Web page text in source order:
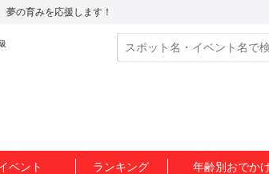
の育みを応援します！
ベント ランキング 年齢別おでか